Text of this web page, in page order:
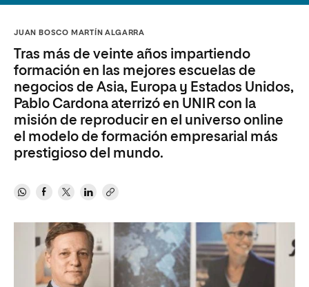
JUAN BOSCO MARTÍN ALGARRA
Tras más de veinte años impartiendo
formación en las mejores escuelas de
negocios de Asia, Europa y Estados Unidos,
Pablo Cardona aterrizó en UNIR con la
misión de reproducir en el universo online
el modelo de formación empresarial más
prestigioso del mundo.